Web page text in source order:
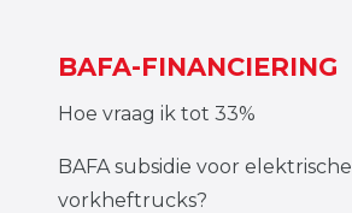
BAFA-FINANCIERING
Hoe vraag ik tot 33%
BAFA subsidie voor elektrische
vorkheftrucks?